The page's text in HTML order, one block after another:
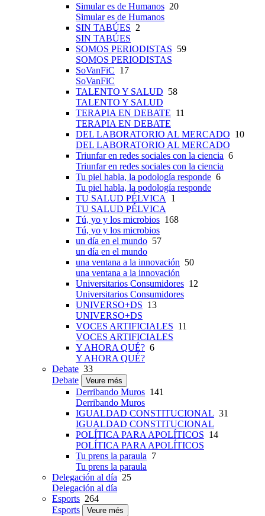
Simular es de Humanos 20
Simular es de Humanos
SIN TABÚES 2
SIN TABÚES
SOMOS PERIODISTAS 59
SOMOS PERIODISTAS
SoVanFiC 17
SoVanFiC
TALENTO Y SALUD 58
TALENTO Y SALUD
TERAPIA EN DEBATE 11
TERAPIA EN DEBATE
DEL LABORATORIO AL MERCADO 10
DEL LABORATORIO AL MERCADO
Triunfar en redes sociales con la ciencia 6
Triunfar en redes sociales con la ciencia
Tu piel habla, la podología responde 6
Tu piel habla, la podología responde
TU SALUD PÉLVICA
1
TU SALUD PÉLVICA
Tú, yo y los microbios 168
Tú, yo y los microbios
un día en el mundo 57
un día en el mundo
una ventana a la innovación 50
una ventana a la innovación
Universitarios Consumidores 12
Universitarios Consumidores
UNIVERSO+DS 13
UNIVERSO+DS
VOCES ARTIFICIALES 11
VOCES ARTIFICIALES
Y AHORA QUÉ? 6
Y AHORA QUÉ?
Debate 33
Debate
Veure més
Derribando Muros 141
Derribando Muros
IGUALDAD CONSTITUCIONAL 31
IGUALDAD CONSTITUCIONAL
POLÍTICA PARA APOLÍTICOS 14
POLÍTICA PARA APOLÍTICOS
Tu prens la paraula 7
Tu prens la paraula
Delegación al día 25
Delegación al día
Esports 264
Esports
Veure més